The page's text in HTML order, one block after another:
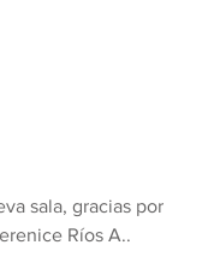
sala, gracias por
Ríos A..